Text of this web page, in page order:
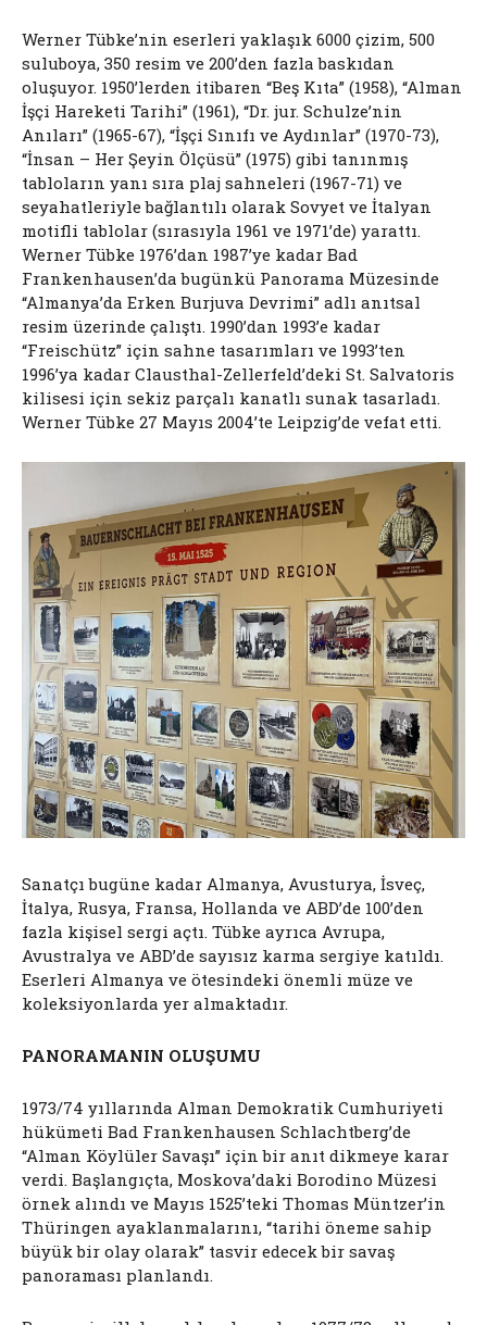
Werner Tübke’nin eserleri yaklaşık 6000 çizim, 500
suluboya, 350 resim ve 200’den fazla baskıdan
oluşuyor. 1950’lerden itibaren “Beş Kıta” (1958), “Alman
İşçi Hareketi Tarihi” (1961), “Dr. jur. Schulze’nin
Anıları” (1965-67), “İşçi Sınıfı ve Aydınlar” (1970-73),
“İnsan – Her Şeyin Ölçüsü” (1975) gibi tanınmış
tabloların yanı sıra plaj sahneleri (1967-71) ve
seyahatleriyle bağlantılı olarak Sovyet ve İtalyan
motifli tablolar (sırasıyla 1961 ve 1971’de) yarattı.
Werner Tübke 1976’dan 1987’ye kadar Bad
Frankenhausen’da bugünkü Panorama Müzesinde
“Almanya’da Erken Burjuva Devrimi” adlı anıtsal
resim üzerinde çalıştı. 1990’dan 1993’e kadar
“Freischütz” için sahne tasarımları ve 1993’ten
1996’ya kadar Clausthal-Zellerfeld’deki St. Salvatoris
kilisesi için sekiz parçalı kanatlı sunak tasarladı.
Werner Tübke 27 Mayıs 2004’te Leipzig’de vefat etti.
Sanatçı bugüne kadar Almanya, Avusturya, İsveç,
İtalya, Rusya, Fransa, Hollanda ve ABD’de 100’den
fazla kişisel sergi açtı. Tübke ayrıca Avrupa,
Avustralya ve ABD’de sayısız karma sergiye katıldı.
Eserleri Almanya ve ötesindeki önemli müze ve
koleksiyonlarda yer almaktadır.
PANORAMANIN OLUŞUMU
1973/74 yıllarında Alman Demokratik Cumhuriyeti
hükümeti Bad Frankenhausen Schlachtberg’de
“Alman Köylüler Savaşı” için bir anıt dikmeye karar
verdi. Başlangıçta, Moskova’daki Borodino Müzesi
örnek alındı ve Mayıs 1525’teki Thomas Müntzer’in
Thüringen ayaklanmalarını, “tarihi öneme sahip
büyük bir olay olarak” tasvir edecek bir savaş
panoraması planlandı.